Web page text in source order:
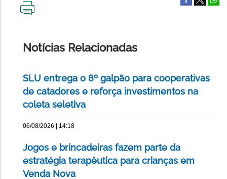
Notícias Relacionadas
SLU entrega o 8º galpão para cooperativas
de catadores e reforça investimentos na
coleta seletiva
06/08/2026 | 14:18
Jogos e brincadeiras fazem parte da
estratégia terapêutica para crianças em
Venda Nova